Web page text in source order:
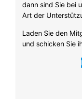
dann sind Sie bei
Art der
Laden Sie den
und schicken Sie